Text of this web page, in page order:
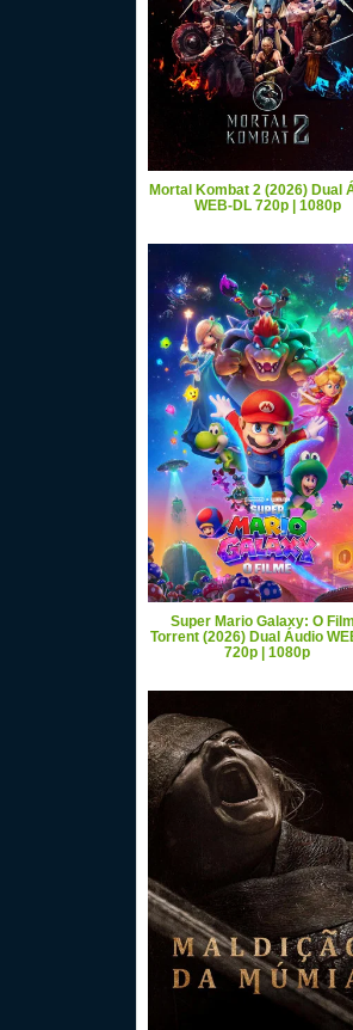
Mortal Kombat 2 (2026) Dual
WEB-DL 720p | 1080p
Super Mario Galaxy: O
Torrent (2026) Dual Áudio
720p | 1080p